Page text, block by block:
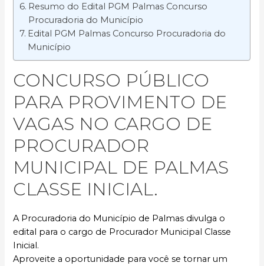
Resumo do Edital PGM Palmas Concurso
Procuradoria do Município
Edital PGM Palmas Concurso Procuradoria do
Município
CONCURSO PÚBLICO
PARA PROVIMENTO DE
VAGAS NO CARGO DE
PROCURADOR
MUNICIPAL DE PALMAS
CLASSE INICIAL.
A Procuradoria do Município de Palmas divulga o
edital para o cargo de Procurador Municipal Classe
Inicial.
Aproveite a oportunidade para você se tornar um